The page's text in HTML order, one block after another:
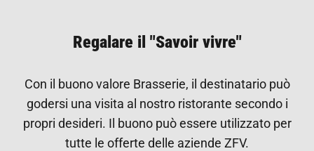
Regalare il "Savoir vivre"
Con il buono valore Brasserie, il destinatario può
godersi una visita al nostro ristorante secondo i
propri desideri. Il buono può essere utilizzato per
tutte le offerte delle aziende ZFV.